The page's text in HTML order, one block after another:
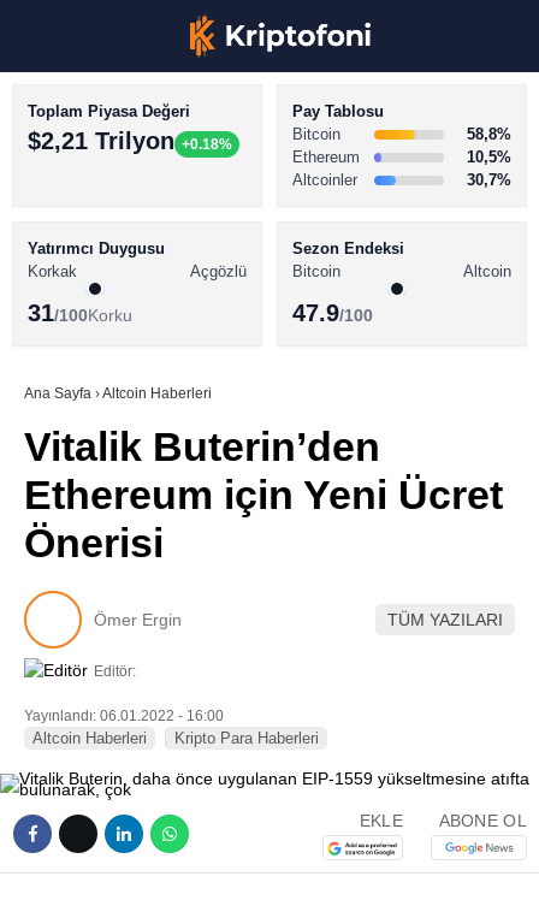
Youtube
TikTok
BİTCOİN HABERLERİ
ALTCOİN HABERLERİ
SÖZLÜK
Toplam Piyasa Değeri
$2,21 Trilyon +0.18%
Pay Tablosu
Bitcoin
58,8%
Ethereum
10,5%
Altcoinler
30,7%
Yatırımcı Duygusu
Korkak
Açgözlü
31/100Korku
Sezon Endeksi
Bitcoin
Altcoin
47.9/100
Ana Sayfa ›Altcoin Haberleri
Vitalik Buterin’den
Ethereum için Yeni Ücret
Önerisi
Ömer Ergin TÜM YAZILARI
Editör:
Yayınlandı: 06.01.2022 - 16:00
Altcoin Haberleri Kripto Para Haberleri
EKLE ABONE OL